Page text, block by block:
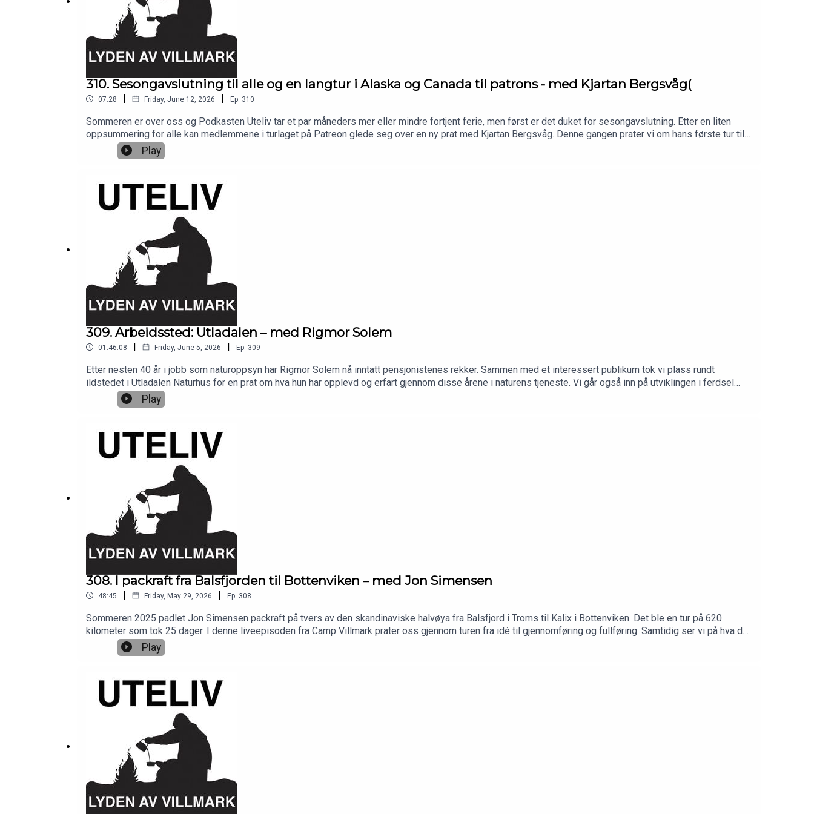
310. Sesongavslutning til alle og en langtur i Alaska og Canada til patrons - med Kjartan Bergsvåg(
07:28 | Friday, June 12, 2026 | Ep. 310
Sommeren er over oss og Podkasten Uteliv tar et par måneders mer eller mindre fortjent ferie, men først er det duket for sesongavslutning. Etter en liten
oppsummering for alle kan medlemmene i turlaget på Patreon glede seg over en ny prat med Kjartan Bergsvåg. Denne gangen prater vi om hans første tur til
Alaska og Canada, og her blir det både opplevelser og praktiske tips.Bli med i gjengen og få full tilganghttps://www.patreon.com/c/podkastenutelivBesøk min
kommersielle samarbeidspartner Barents Outdoor ASBesøk Himmelblå Brygge for livepodd 22. jul
Play
309. Arbeidssted: Utladalen – med Rigmor Solem
01:46:08 | Friday, June 5, 2026 | Ep. 309
Etter nesten 40 år i jobb som naturoppsyn har Rigmor Solem nå inntatt pensjonistenes rekker. Sammen med et interessert publikum tok vi plass rundt
ildstedet i Utladalen Naturhus for en prat om hva hun har opplevd og erfart gjennom disse årene i naturens tjeneste. Vi går også inn på utviklingen i ferdsel
som har foregått i samme periode, hvilke utfordringer Rigmor ser innen forvaltningen av Jotunheimen og Utladalen og hvordan hun tenker forvalting og oppsyn
er rustet for oppgaven.Bli med i turlaget på PatreonBesøk min kommersielle samarbeidspartner Barents Outdoor AS
Play
308. I packraft fra Balsfjorden til Bottenviken – med Jon Simensen
48:45 | Friday, May 29, 2026 | Ep. 308
Sommeren 2025 padlet Jon Simensen packraft på tvers av den skandinaviske halvøya fra Balsfjord i Troms til Kalix i Bottenviken. Det ble en tur på 620
kilometer som tok 25 dager. I denne liveepisoden fra Camp Villmark prater oss gjennom turen fra idé til gjennomføring og fullføring. Samtidig ser vi på hva det
tilfører naturopplevelsen når turen blir til en ekspedisjon med et konkret mål. Dette er også noe Jon har skrevet om i fjorårets bokutgivelse Kortreiste
ekspedisjoner sammen med Johanne Sundby.Bli med i turlaget på PatreonBesøk min kommersielle samarbeidspartner Barents Outdoor AS
Play